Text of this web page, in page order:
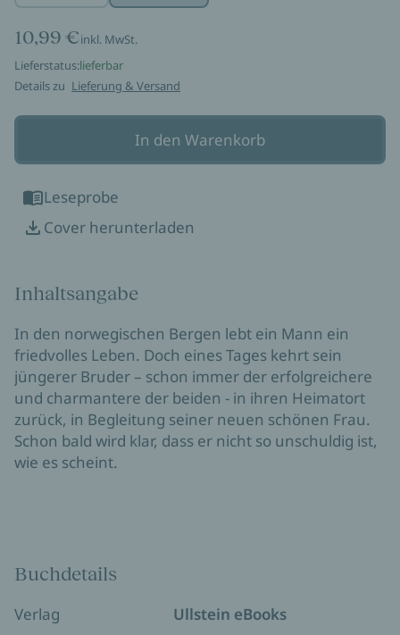
10,99 €inkl. MwSt.
Lieferstatus:lieferbar
Details zu Lieferung & Versand
In den Warenkorb
Leseprobe
Cover herunterladen
Inhaltsangabe
In den norwegischen Bergen lebt ein Mann ein
friedvolles Leben. Doch eines Tages kehrt sein
jüngerer Bruder – schon immer der erfolgreichere
und charmantere der beiden - in ihren Heimatort
zurück, in Begleitung seiner neuen schönen Frau.
Schon bald wird klar, dass er nicht so unschuldig ist,
wie es scheint.
Buchdetails
Verlag
Ullstein eBooks